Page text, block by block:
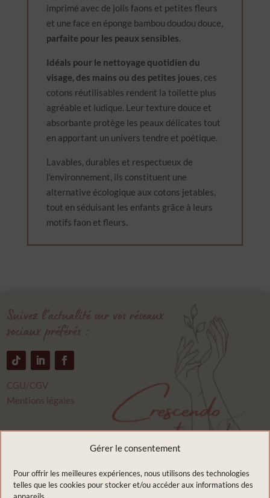
Gérer le consentement
Pour offrir les meilleures expériences, nous utilisons des technologies
telles que les cookies pour stocker et/ou accéder aux informations des
imprimé avec de jolis faons et petites fleurs
et une face en éponge bambou doudou douce,
parfaite pour les peaux sensibles
Idéals pour le nettoyage quotidien du
visage, des mains ou des petites joues , ces
cotons réutilisables rendent la toilette plus
agréable et ludique. Leur texture douce et
absorbante protège les peaux délicates tout
en apportant un univers tendre et poétique.
Lavables, durables et respectueux de
l’environnement, ils constituent une
alternative écologique aux cotons jetables,
tout en séduisant les enfants grâce à leurs
motifs faon et fleurs.
Suivez l’actualité sur vos réseaux
sociaux préférés :
CGU/CGV
Mentions légales
Crescendo couture
03400 Saint Ennemond
France